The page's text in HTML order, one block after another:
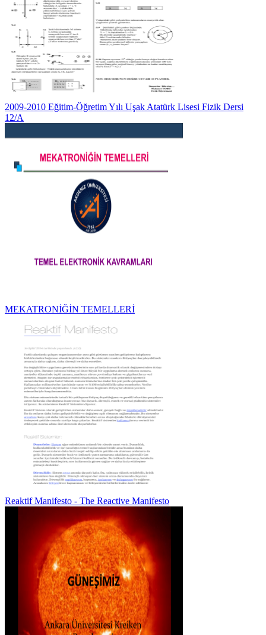
2009-2010 Eğitim-Öğretim Yılı Uşak Atatürk Lisesi Fizik Dersi
12/A
MEKATRONİĞİN TEMELLERİ
Reaktif Manifesto - The Reactive Manifesto